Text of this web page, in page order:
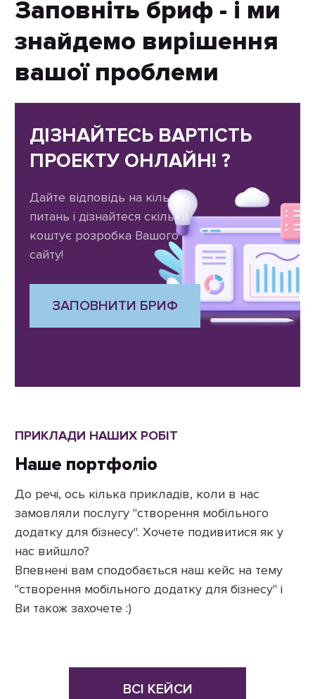
Заповніть бриф - і ми
знайдемо вирішення
вашої проблеми
ДІЗНАЙТЕСЬ ВАРТІСТЬ
ПРОЕКТУ ОНЛАЙН! ?
Дайте відповідь на кілька
питань і дізнайтеся скільки
коштує розробка Вашого
сайту!
ЗАПОВНИТИ БРИФ
ПРИКЛАДИ НАШИХ РОБІТ
Наше портфоліо
До речі, ось кілька прикладів, коли в нас
замовляли послугу "створення мобільного
додатку для бізнесу". Хочете подивитися як у
нас вийшло?
Впевнені вам сподобається наш кейс на тему
"створення мобільного додатку для бізнесу" і
Ви також захочете :)
ВСІ КЕЙСИ